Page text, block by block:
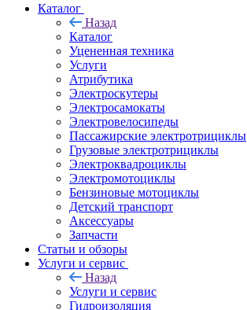
Каталог
Назад
Каталог
Уцененная техника
Услуги
Атрибутика
Электроскутеры
Электросамокаты
Электровелосипеды
Пассажирские электротрициклы
Грузовые электротрициклы
Электроквадроциклы
Электромотоциклы
Бензиновые мотоциклы
Детский транспорт
Аксессуары
Запчасти
Статьи и обзоры
Услуги и сервис
Назад
Услуги и сервис
Гидроизоляция